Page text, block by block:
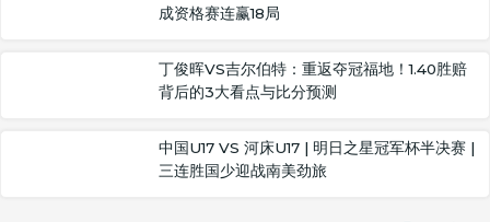
成资格赛连赢18局
丁俊晖VS吉尔伯特：重返夺冠福地！1.40胜赔
背后的3大看点与比分预测
中国U17 VS 河床U17 | 明日之星冠军杯半决赛 |
三连胜国少迎战南美劲旅